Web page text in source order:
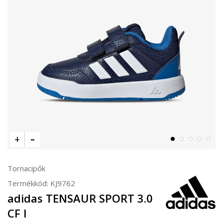
Tornacipők
Termékkód: KJ9762
adidas TENSAUR SPORT 3.0
CF I